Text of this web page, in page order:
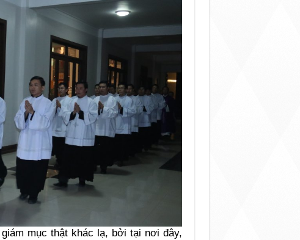
mục thật khác lạ, bởi tại nơi đây,